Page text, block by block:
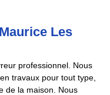
Les
professionnel. Nous
travaux pour tout type,
de la maison. Nous